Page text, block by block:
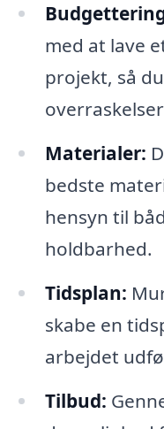
med at lave
projekt, så
Materialer:
bedste
hensyn til
holdbarhed.
Tidsplan:
skabe en
arbejdet
Tilbud: